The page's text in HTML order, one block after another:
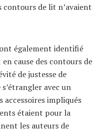
de lit n’avaient
également identifié
cause des contours de
de justesse de
s’étrangler avec un
impliqués
étaient pour la
les auteurs de